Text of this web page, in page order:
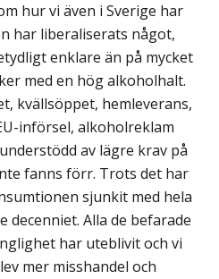
hur vi även i Sverige har
har liberaliserats något,
enklare än på mycket
med en hög alkoholhalt.
kvällsöppet, hemleverans,
införsel, alkoholreklam
av lägre krav på
fanns förr. Trots det har
sjunkit med hela
decenniet. Alla de befarade
har uteblivit och vi
mer miss­handel och